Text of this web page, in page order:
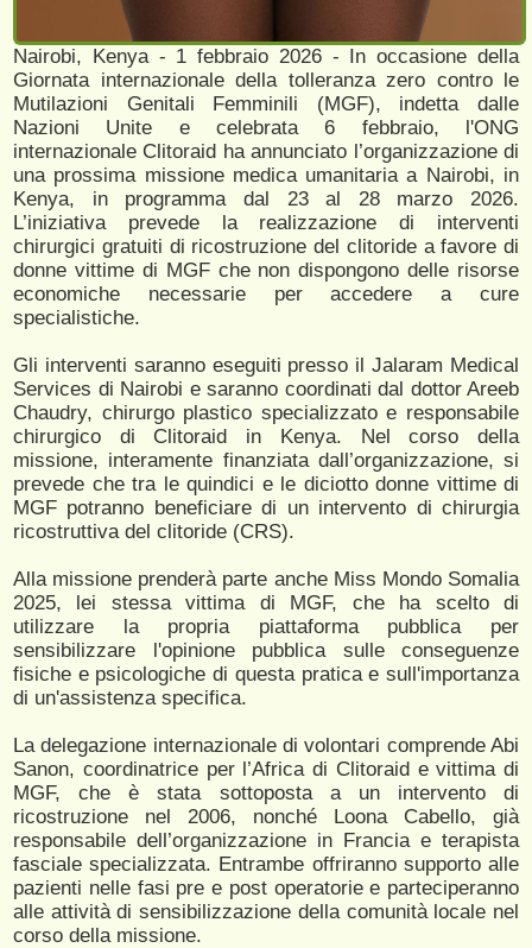
Nairobi, Kenya - 1 febbraio 2026 - In occasione della
Giornata internazionale della tolleranza zero contro le
Mutilazioni Genitali Femminili (MGF), indetta dalle
Nazioni Unite e celebrata 6 febbraio, l'ONG
internazionale Clitoraid ha annunciato l’organizzazione di
una prossima missione medica umanitaria a Nairobi, in
Kenya, in programma dal 23 al 28 marzo 2026.
L’iniziativa prevede la realizzazione di interventi
chirurgici gratuiti di ricostruzione del clitoride a favore di
donne vittime di MGF che non dispongono delle risorse
economiche necessarie per accedere a cure
specialistiche.
Gli interventi saranno eseguiti presso il Jalaram Medical
Services di Nairobi e saranno coordinati dal dottor Areeb
Chaudry, chirurgo plastico specializzato e responsabile
chirurgico di Clitoraid in Kenya. Nel corso della
missione, interamente finanziata dall’organizzazione, si
prevede che tra le quindici e le diciotto donne vittime di
MGF potranno beneficiare di un intervento di chirurgia
ricostruttiva del clitoride (CRS).
Alla missione prenderà parte anche Miss Mondo Somalia
2025, lei stessa vittima di MGF, che ha scelto di
utilizzare la propria piattaforma pubblica per
sensibilizzare l'opinione pubblica sulle conseguenze
fisiche e psicologiche di questa pratica e sull'importanza
di un'assistenza specifica.
La delegazione internazionale di volontari comprende Abi
Sanon, coordinatrice per l’Africa di Clitoraid e vittima di
MGF, che è stata sottoposta a un intervento di
ricostruzione nel 2006, nonché Loona Cabello, già
responsabile dell’organizzazione in Francia e terapista
fasciale specializzata. Entrambe offriranno supporto alle
pazienti nelle fasi pre e post operatorie e parteciperanno
alle attività di sensibilizzazione della comunità locale nel
corso della missione.